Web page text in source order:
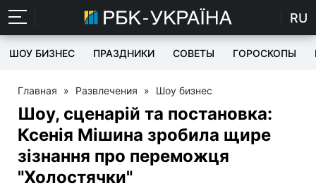
RU
ШОУ БИЗНЕС ПРАЗДНИКИ СОВЕТЫ ГОРОСКОПЫ
Главная » Развлечения » Шоу бизнес
Шоу, сценарій та постановка:
Ксенія Мішина зробила щире
зізнання про переможця
"Холостячки"